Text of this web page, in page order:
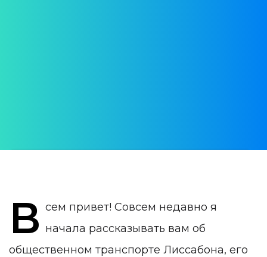
05 October 2019
В сем привет! Совсем недавно я
начала рассказывать вам об
общественном транспорте Лиссабона, его